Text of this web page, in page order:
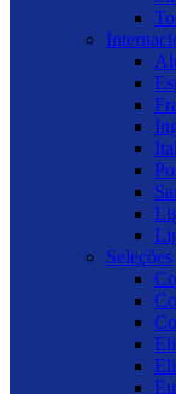
Seleções